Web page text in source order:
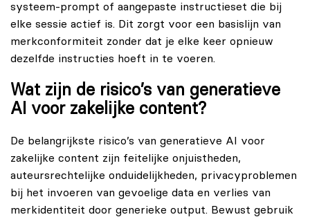
systeem-prompt of aangepaste instructieset die bij
elke sessie actief is. Dit zorgt voor een basislijn van
merkconformiteit zonder dat je elke keer opnieuw
dezelfde instructies hoeft in te voeren.
Wat zijn de risico’s van generatieve
AI voor zakelijke content?
De belangrijkste risico’s van generatieve AI voor
zakelijke content zijn feitelijke onjuistheden,
auteursrechtelijke onduidelijkheden, privacyproblemen
bij het invoeren van gevoelige data en verlies van
merkidentiteit door generieke output. Bewust gebruik